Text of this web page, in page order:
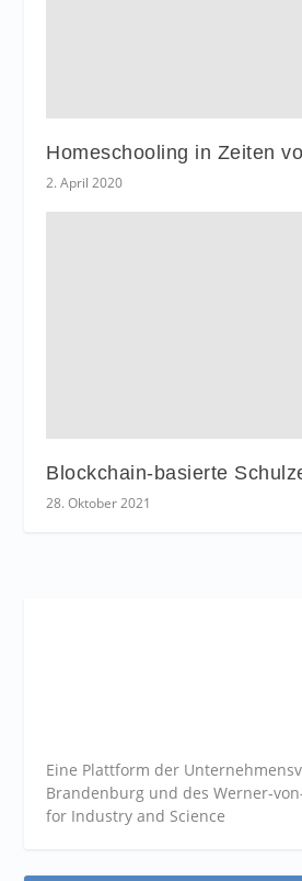
Homeschooling in Zeiten
2. April 2020
Blockchain-basierte
28. Oktober 2021
Eine Plattform der
Brandenburg und des Werner-
for Industry and Science